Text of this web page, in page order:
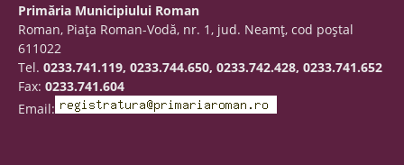
Primăria Municipiului Roman
Roman, Piaţa Roman-Vodă, nr. 1, jud. Neamţ, cod poştal
611022
Tel. 0233.741.119, 0233.744.650, 0233.742.428, 0233.741.652
Fax: 0233.741.604
Email: